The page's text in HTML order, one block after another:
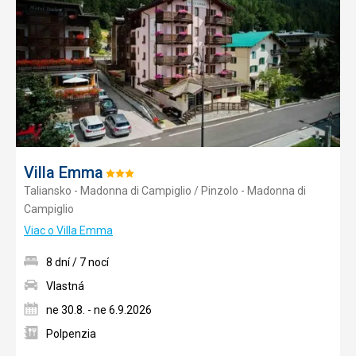
Villa Emma Hodnotenie:
3/5
Taliansko - Madonna di Campiglio / Pinzolo - Madonna di
Campiglio
Viac o Villa Emma
8 dní / 7 nocí
Vlastná
ne 30.8. - ne 6.9.2026
Polpenzia